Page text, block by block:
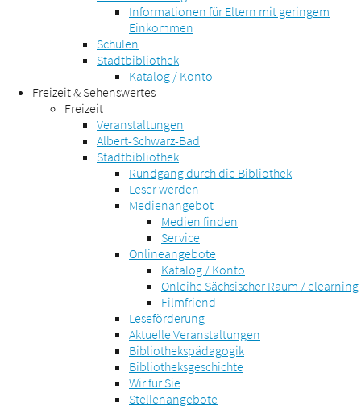
Informationen für Eltern mit geringem
Einkommen
Schulen
Stadtbibliothek
Katalog / Konto
Freizeit & Sehenswertes
Freizeit
Veranstaltungen
Albert-Schwarz-Bad
Stadtbibliothek
Rundgang durch die Bibliothek
Leser werden
Medienangebot
Medien finden
Service
Onlineangebote
Katalog / Konto
Onleihe Sächsischer Raum / elearning
Filmfriend
Leseförderung
Aktuelle Veranstaltungen
Bibliothekspädagogik
Bibliotheksgeschichte
Wir für Sie
Stellenangebote